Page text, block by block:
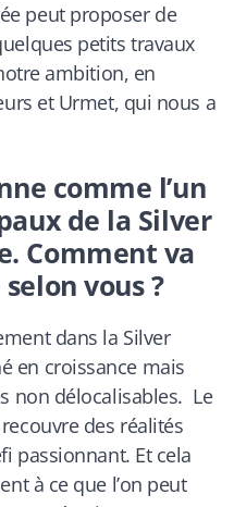
peut proposer de
petits travaux
ambition, en
et Urmet, qui nous a
comme l’un
de la Silver
Comment va
vous ?
dans la Silver
en croissance mais
non délocalisables. Le
des réalités
passionnant. Et cela
à ce que l’on peut